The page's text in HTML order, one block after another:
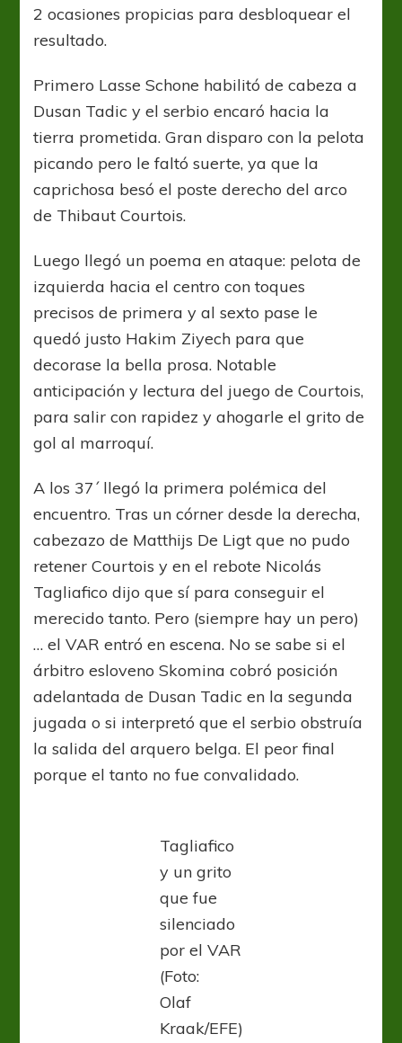
2 ocasiones propicias para desbloquear el
resultado.
Primero Lasse Schone habilitó de cabeza a
Dusan Tadic y el serbio encaró hacia la
tierra prometida. Gran disparo con la pelota
picando pero le faltó suerte, ya que la
caprichosa besó el poste derecho del arco
de Thibaut Courtois.
Luego llegó un poema en ataque: pelota de
izquierda hacia el centro con toques
precisos de primera y al sexto pase le
quedó justo Hakim Ziyech para que
decorase la bella prosa. Notable
anticipación y lectura del juego de Courtois,
para salir con rapidez y ahogarle el grito de
gol al marroquí.
A los 37´ llegó la primera polémica del
encuentro. Tras un córner desde la derecha,
cabezazo de Matthijs De Ligt que no pudo
retener Courtois y en el rebote Nicolás
Tagliafico dijo que sí para conseguir el
merecido tanto. Pero (siempre hay un pero)
… el VAR entró en escena. No se sabe si el
árbitro esloveno Skomina cobró posición
adelantada de Dusan Tadic en la segunda
jugada o si interpretó que el serbio obstruía
la salida del arquero belga. El peor final
porque el tanto no fue convalidado.
Tagliafico
y un grito
que fue
silenciado
por el VAR
(Foto:
Olaf
Kraak/EFE)